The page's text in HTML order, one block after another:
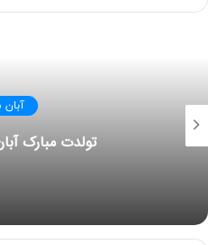
آبان
تولدت مبارک